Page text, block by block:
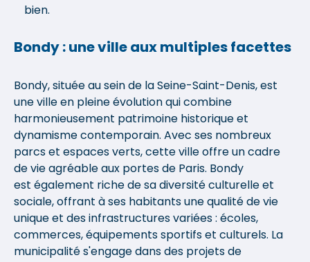
bien.
Bondy : une ville aux multiples facettes
Bondy, située au sein de la Seine-Saint-Denis, est
une ville en pleine évolution qui combine
harmonieusement patrimoine historique et
dynamisme contemporain. Avec ses nombreux
parcs et espaces verts, cette ville offre un cadre
de vie agréable aux portes de Paris. Bondy
est également riche de sa diversité culturelle et
sociale, offrant à ses habitants une qualité de vie
unique et des infrastructures variées : écoles,
commerces, équipements sportifs et culturels. La
municipalité s'engage dans des projets de